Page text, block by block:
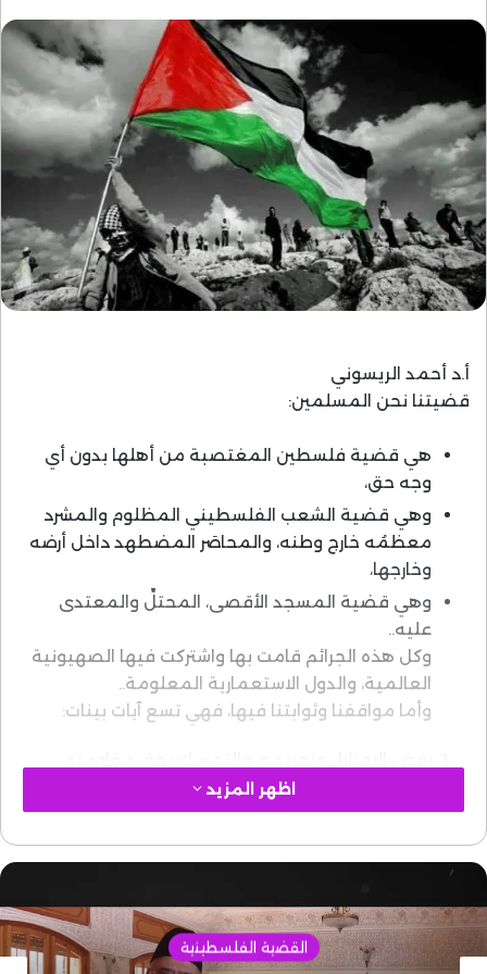
أ.د أحمد الريسوني
قضيتنا نحن المسلمين:
هي قضية فلسطين المغتصبة من أهلها بدون أي
وجه حق،
وهي قضية الشعب الفلسطيني المظلوم والمشرد
معظمُه خارج وطنه، والمحاصَر المضطهد داخل أرضه
وخارجها،
وهي قضية المسجد الأقصى، المحتلِّ والمعتدى
عليه..
وكل هذه الجرائم قامت بها واشتركت فيها الصهيونية
العالمية، والدول الاستعمارية المعلومة..
وأما مواقفنا وثوابتنا فيها، فهي تسع آيات بينات:
وتحرير الأرض منه، مهما طال زمانه، سواء تعلق الأمر
بفلسطين، أو بالأراضي السورية أو اللبنانية،
رفض التشريد الذي تعرض له ملايين الفلسطينيين من
تعويضهم عن الأضرار التي ألحقت بهم،
رفض الاستيلاء بغير حق على الممتلكات الخاصة
اظهر المزيد
القضية الفلسطينية